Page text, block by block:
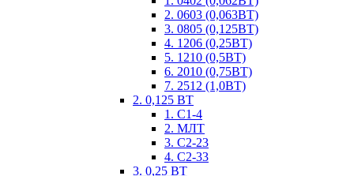
2. 0603 (0,063ВТ)
3. 0805 (0,125ВТ)
4. 1206 (0,25ВТ)
5. 1210 (0,5ВТ)
6. 2010 (0,75ВТ)
7. 2512 (1,0ВТ)
2. 0,125 ВТ
1. С1-4
2. МЛТ
3. С2-23
4. С2-33
3. 0,25 ВТ